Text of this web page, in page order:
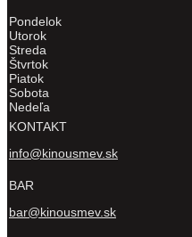
Pondelok
Utorok
Streda
Štvrtok
Piatok
Sobota
Nedeľa
KONTAKT
info@kinousmev.sk
BAR
bar@kinousmev.sk